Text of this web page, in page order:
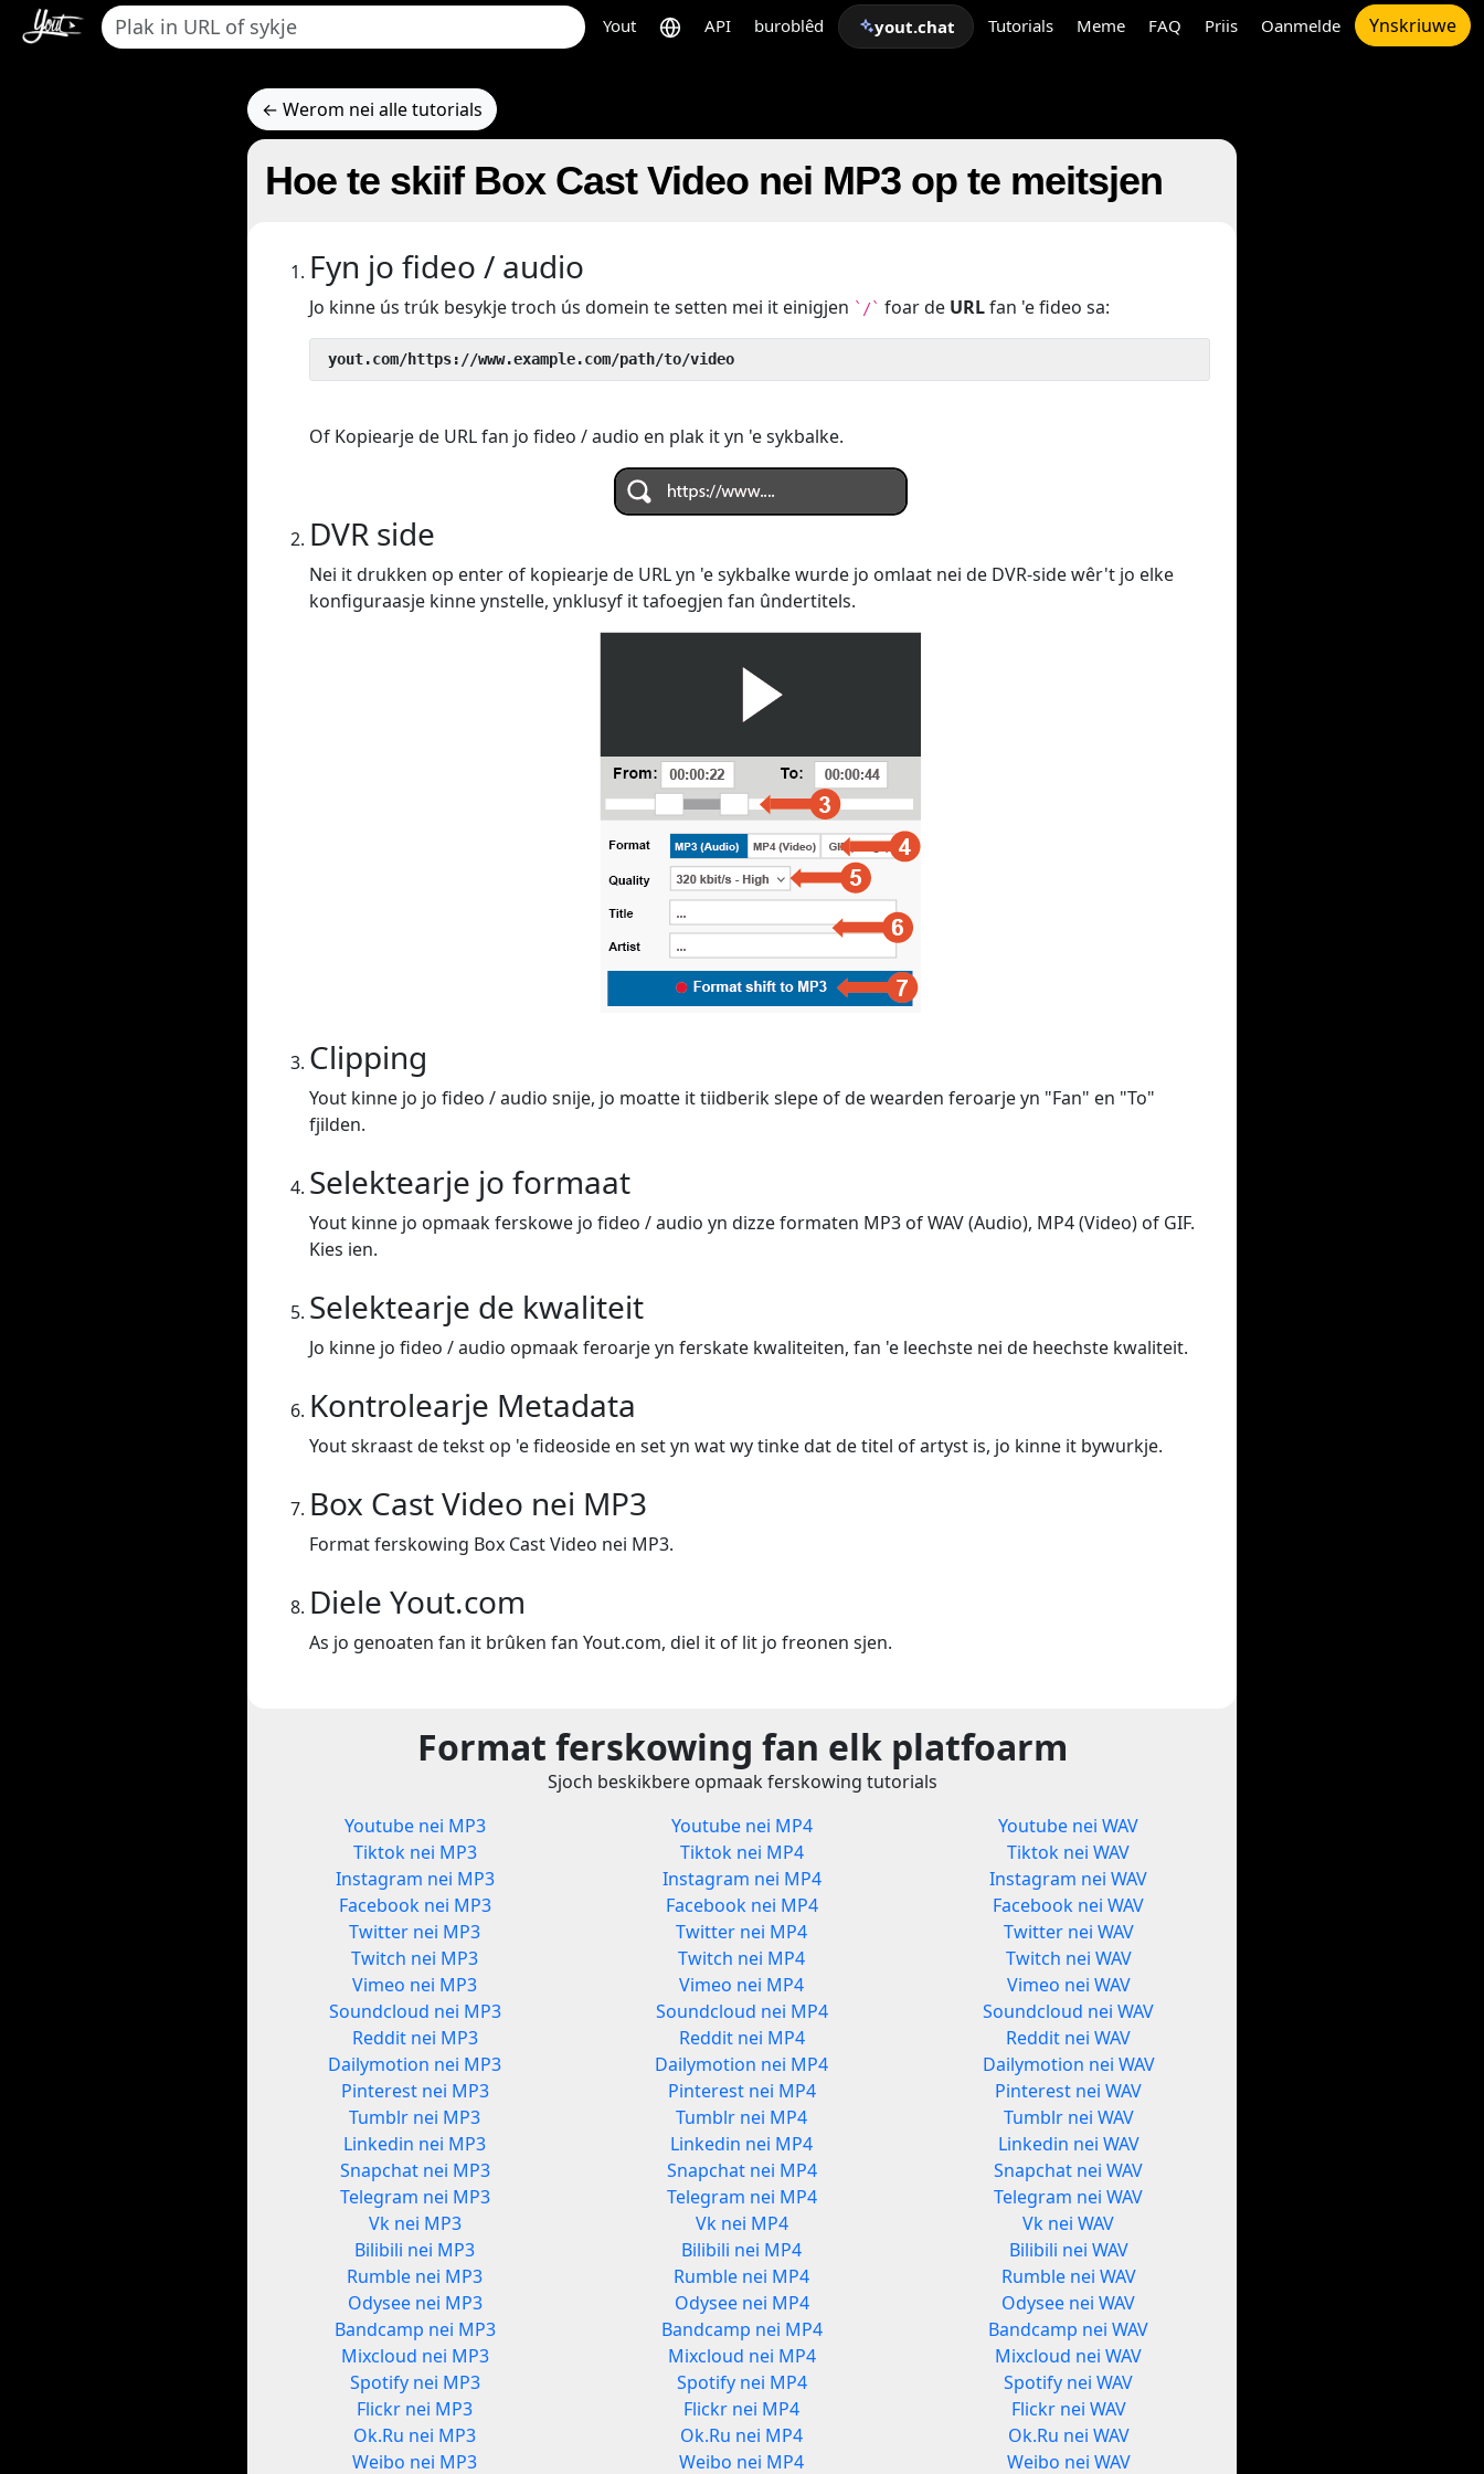
Yout API buroblêd yout.chat Tutorials Meme FAQ Priis Oanmelde Ynskriuwe
← Werom nei alle tutorials
Hoe te skiif Box Cast Video nei MP3 op te meitsjen
Fyn jo fideo / audio
Jo kinne ús trúk besykje troch ús domein te setten mei it einigjen `/` foar de URLfan 'e fideo sa:
yout.com/https://www.example.com/path/to/video
Of Kopiearje de URL fan jo fideo / audio en plak it yn 'e sykbalke.
DVR side
Nei it drukken op enter of kopiearje de URL yn 'e sykbalke wurde jo omlaat nei de DVR-side wêr't jo elke
konfiguraasje kinne ynstelle, ynklusyf it tafoegjen fan ûndertitels.
Clipping
Yout kinne jo jo fideo / audio snije, jo moatte it tiidberik slepe of de wearden feroarje yn "Fan" en "To"
fjilden.
Selektearje jo formaat
Yout kinne jo opmaak ferskowe jo fideo / audio yn dizze formaten MP3 of WAV (Audio), MP4 (Video) of GIF.
Kies ien.
Selektearje de kwaliteit
Jo kinne jo fideo / audio opmaak feroarje yn ferskate kwaliteiten, fan 'e leechste nei de heechste kwaliteit.
Kontrolearje Metadata
Yout skraast de tekst op 'e fideoside en set yn wat wy tinke dat de titel of artyst is, jo kinne it bywurkje.
Box Cast Video nei MP3
Format ferskowing Box Cast Video nei MP3.
Diele Yout.com
As jo genoaten fan it brûken fan Yout.com, diel it of lit jo freonen sjen.
Format ferskowing fan elk platfoarm
Sjoch beskikbere opmaak ferskowing tutorials
Youtube nei MP3
Tiktok nei MP3
Instagram nei MP3
Facebook nei MP3
Twitter nei MP3
Twitch nei MP3
Vimeo nei MP3
Soundcloud nei MP3
Reddit nei MP3
Dailymotion nei MP3
Pinterest nei MP3
Tumblr nei MP3
Linkedin nei MP3
Snapchat nei MP3
Telegram nei MP3
Vk nei MP3
Bilibili nei MP3
Rumble nei MP3
Odysee nei MP3
Bandcamp nei MP3
Mixcloud nei MP3
Spotify nei MP3
Flickr nei MP3
Ok.Ru nei MP3
Weibo nei MP3
Youtube nei MP4
Tiktok nei MP4
Instagram nei MP4
Facebook nei MP4
Twitter nei MP4
Twitch nei MP4
Vimeo nei MP4
Soundcloud nei MP4
Reddit nei MP4
Dailymotion nei MP4
Pinterest nei MP4
Tumblr nei MP4
Linkedin nei MP4
Snapchat nei MP4
Telegram nei MP4
Vk nei MP4
Bilibili nei MP4
Rumble nei MP4
Odysee nei MP4
Bandcamp nei MP4
Mixcloud nei MP4
Spotify nei MP4
Flickr nei MP4
Ok.Ru nei MP4
Weibo nei MP4
Youtube nei WAV
Tiktok nei WAV
Instagram nei WAV
Facebook nei WAV
Twitter nei WAV
Twitch nei WAV
Vimeo nei WAV
Soundcloud nei WAV
Reddit nei WAV
Dailymotion nei WAV
Pinterest nei WAV
Tumblr nei WAV
Linkedin nei WAV
Snapchat nei WAV
Telegram nei WAV
Vk nei WAV
Bilibili nei WAV
Rumble nei WAV
Odysee nei WAV
Bandcamp nei WAV
Mixcloud nei WAV
Spotify nei WAV
Flickr nei WAV
Ok.Ru nei WAV
Weibo nei WAV